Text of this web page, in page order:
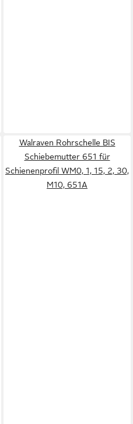
Walraven Rohrschelle BIS
Schiebemutter 651 für
Schienenprofil WM0, 1, 15, 2, 30,
M10, 651A